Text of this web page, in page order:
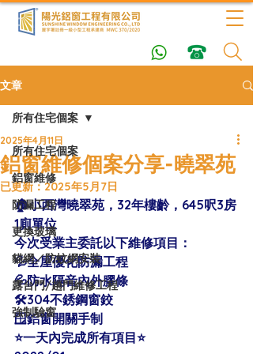
文章
所有住宅個案
鋁窗維修
防漏工程
更換玻璃
貓網／防蚊網安裝
露台門/趟門維修工程
強制驗窗
所有住宅個案
鋁窗維修個案分享-曉翠苑
2025年4月11日
已更新：2025年5月7日
🏠小西灣曉翠苑，32年樓齡，645呎3房
1廁單位
今次受業主委託以下維修項目：
💦全屋優化防漏工程
💦防水隔音內外膠條
🛠304不銹鋼窗鉸
🪟鋁窗開關手制
⭐️一天內完成所有項目⭐️